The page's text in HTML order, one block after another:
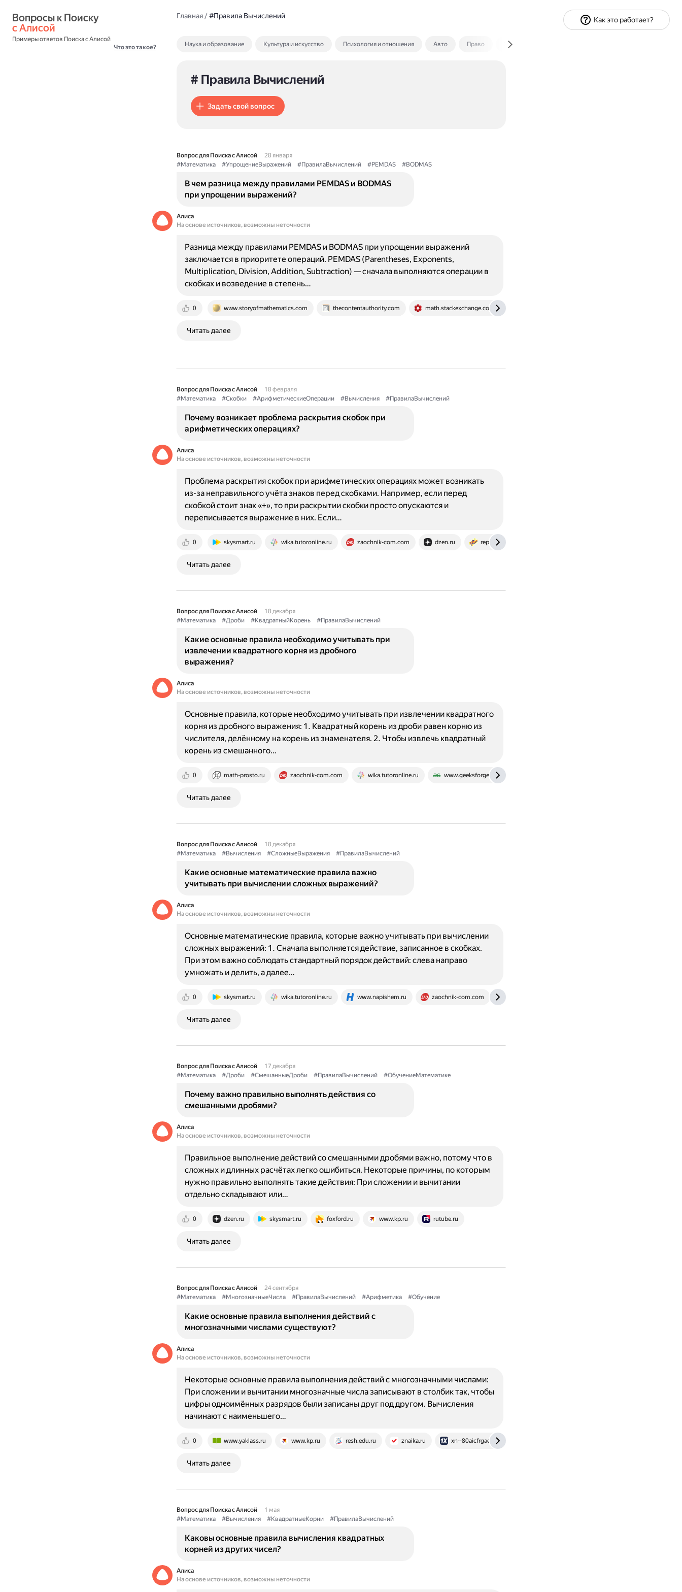
с Алисой
Примеры ответов Поиска с Алисой
Что это такое?
Главная/#Правила Вычислений
Наука и образование Культура и искусство Психология и отношения Авто Право Экономика и финансы
# Правила Вычислений
Задать свой вопрос
Вопрос для Поиска с Алисой
28 января
#Математика
#УпрощениеВыражений #ПравилаВычислений #PEMDAS #BODMAS
В чем разница между правилами PEMDAS и BODMAS
при упрощении выражений?
Алиса
На основе источников, возможны неточности
0 www.storyofmathematics.com thecontentauthority.com math.stackexchange.com
Разница между правилами PEMDAS и BODMAS при упрощении выражений
заключается в приоритете операций. PEMDAS (Parentheses, Exponents,
Multiplication, Division, Addition, Subtraction) — сначала выполняются операции в
скобках и возведение в степень…
Читать далее
Вопрос для Поиска с Алисой
18 февраля
#Математика
#Скобки #АрифметическиеОперации #Вычисления #ПравилаВычислений
Почему возникает проблема раскрытия скобок при
арифметических операциях?
Алиса
На основе источников, возможны неточности
0 skysmart.ru wika.tutoronline.ru zaochnik-com.com dzen.ru repetitor.1c.ru
Проблема раскрытия скобок при арифметических операциях может возникать
из-за неправильного учёта знаков перед скобками. Например, если перед
скобкой стоит знак «+», то при раскрытии скобки просто опускаются и
переписывается выражение в них. Если…
Читать далее
Вопрос для Поиска с Алисой
18 декабря
#Математика
#Дроби #КвадратныйКорень #ПравилаВычислений
Какие основные правила необходимо учитывать при
извлечении квадратного корня из дробного
выражения?
Алиса
На основе источников, возможны неточности
0 math-prosto.ru zaochnik-com.com wika.tutoronline.ru www.geeksforgeeks.org
Основные правила, которые необходимо учитывать при извлечении квадратного
корня из дробного выражения: 1. Квадратный корень из дроби равен корню из
числителя, делённому на корень из знаменателя. 2. Чтобы извлечь квадратный
корень из смешанного…
Читать далее
Вопрос для Поиска с Алисой
18 декабря
#Математика
#Вычисления #СложныеВыражения #ПравилаВычислений
Какие основные математические правила важно
учитывать при вычислении сложных выражений?
Алиса
На основе источников, возможны неточности
0 skysmart.ru wika.tutoronline.ru www.napishem.ru zaochnik-com.com
Основные математические правила, которые важно учитывать при вычислении
сложных выражений: 1. Сначала выполняется действие, записанное в скобках.
При этом важно соблюдать стандартный порядок действий: слева направо
умножать и делить, а далее…
Читать далее
Вопрос для Поиска с Алисой
17 декабря
#Математика
#Дроби #СмешанныеДроби #ПравилаВычислений #ОбучениеМатематике
Почему важно правильно выполнять действия со
смешанными дробями?
Алиса
На основе источников, возможны неточности
0 dzen.ru skysmart.ru foxford.ru www.kp.ru rutube.ru
Правильное выполнение действий со смешанными дробями важно, потому что в
сложных и длинных расчётах легко ошибиться. Некоторые причины, по которым
нужно правильно выполнять такие действия: При сложении и вычитании
отдельно складывают или…
Читать далее
Вопрос для Поиска с Алисой
24 сентября
#Математика
#МногозначныеЧисла #ПравилаВычислений #Арифметика #Обучение
Какие основные правила выполнения действий с
многозначными числами существуют?
Алиса
На основе источников, возможны неточности
0 www.yaklass.ru www.kp.ru resh.edu.ru znaika.ru xn--80aicfrgaekl2ax5j.xn--p1ai
Некоторые основные правила выполнения действий с многозначными числами:
При сложении и вычитании многозначные числа записывают в столбик так, чтобы
цифры одноимённых разрядов были записаны друг под другом. Вычисления
начинают с наименьшего…
Читать далее
Вопрос для Поиска с Алисой
1 мая
#Математика
#Вычисления #КвадратныеКорни #ПравилаВычислений
Каковы основные правила вычисления квадратных
корней из других чисел?
Алиса
На основе источников, возможны неточности
Как это работает?